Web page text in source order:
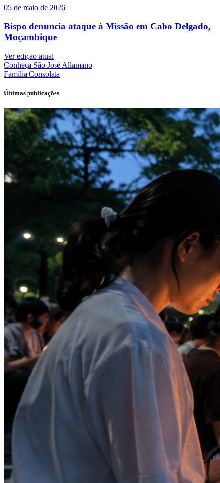
05 de maio de 2026
Bispo denuncia ataque à Missão em Cabo Delgado,
Moçambique
Ver edição atual
Conheça São José Allamano
Família Consolata
Últimas publicações